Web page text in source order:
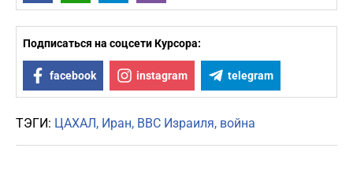
Подписаться на соцсети Курсора:
facebook instagram telegram
ТЭГИ: ЦАХАЛ Иран ВВС Израиля война